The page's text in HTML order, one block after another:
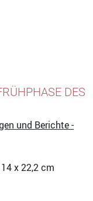
DES A
und Berichte -
x 22,2 cm